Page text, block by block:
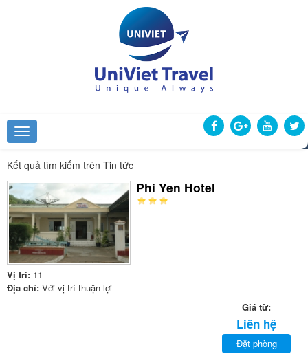
Kết quả tìm kiếm trên Tin tức
Phi Yen Hotel
Vị trí: 11
Địa chỉ: Với vị trí thuận lợi
Giá từ:
Liên hệ
Đặt phòng